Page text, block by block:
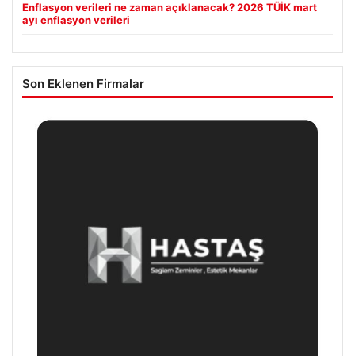
Enflasyon verileri ne zaman açıklanacak? 2026 TÜİK mart
ayı enflasyon verileri
Son Eklenen Firmalar